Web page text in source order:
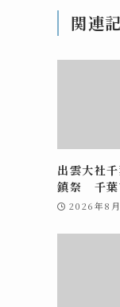
関連
出雲大社
鎮祭 千葉
2026年8